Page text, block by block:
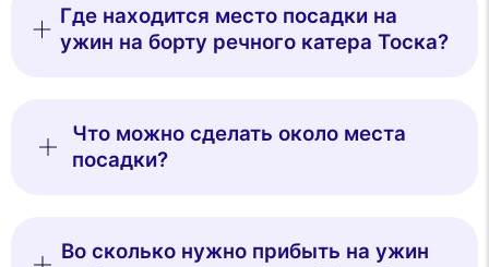
Где находится место посадки на
ужин на борту речного катера Тоска?
Что можно сделать около места
посадки?
Во сколько нужно прибыть на ужин